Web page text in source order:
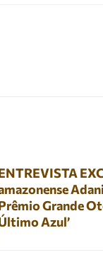
Grande
Azul’